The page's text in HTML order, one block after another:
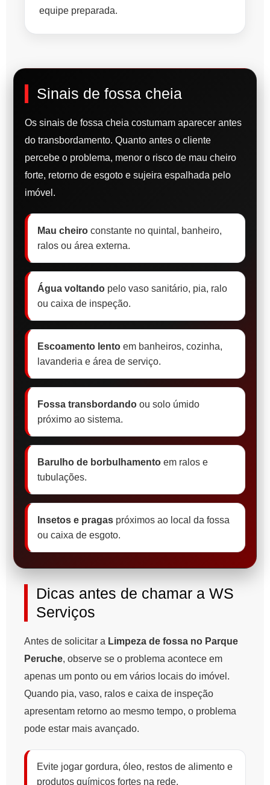
equipe preparada.
Sinais de fossa cheia
Os sinais de fossa cheia costumam aparecer antes
do transbordamento. Quanto antes o cliente
percebe o problema, menor o risco de mau cheiro
forte, retorno de esgoto e sujeira espalhada pelo
imóvel.
Mau cheiro constante no quintal, banheiro,
ralos ou área externa.
Água voltando pelo vaso sanitário, pia, ralo
ou caixa de inspeção.
Escoamento lento em banheiros, cozinha,
lavanderia e área de serviço.
Fossa transbordando ou solo úmido
próximo ao sistema.
Barulho de borbulhamento em ralos e
tubulações.
Insetos e pragas próximos ao local da fossa
ou caixa de esgoto.
Dicas antes de chamar a WS
Serviços
Antes de solicitar a Limpeza de fossa no Parque
Peruche, observe se o problema acontece em
apenas um ponto ou em vários locais do imóvel.
Quando pia, vaso, ralos e caixa de inspeção
apresentam retorno ao mesmo tempo, o problema
pode estar mais avançado.
Evite jogar gordura, óleo, restos de alimento e
produtos químicos fortes na rede.